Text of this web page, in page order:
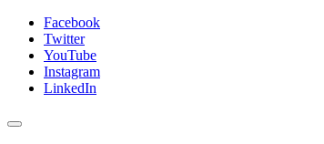
Facebook
Twitter
YouTube
Instagram
LinkedIn